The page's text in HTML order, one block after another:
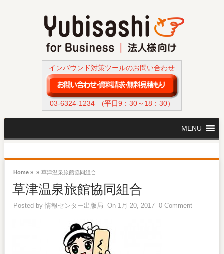
インバウンド対策ツールのお問い合わせ
03-6324-1234(平日9：30～18：30）
MENU
Home » » 草津温泉旅館協同組合
草津温泉旅館協同組合
Posted by 情報センター出版局 On 1月 20, 2017 0 Comment